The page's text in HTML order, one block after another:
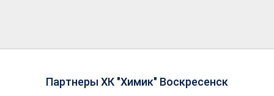
Партнеры ХК "Химик" Воскресенск